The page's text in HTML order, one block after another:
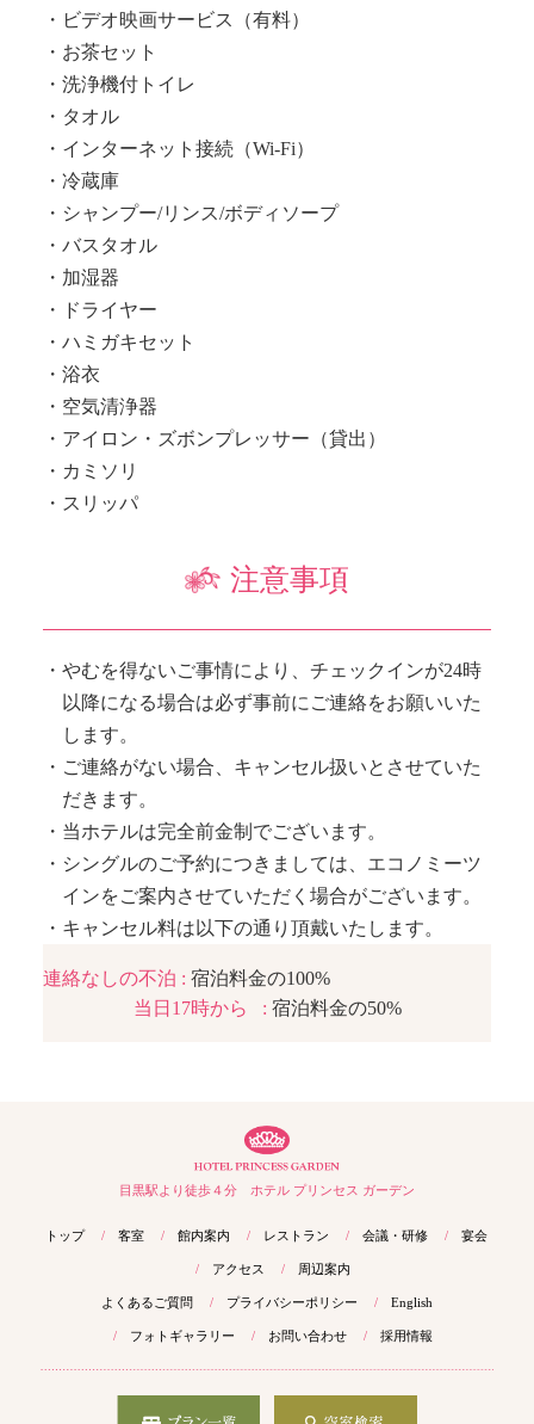
ビデオ映画サービス（有料）
お茶セット
洗浄機付トイレ
タオル
インターネット接続（Wi-Fi）
冷蔵庫
シャンプー/リンス/ボディソープ
バスタオル
加湿器
ドライヤー
ハミガキセット
浴衣
空気清浄器
アイロン・ズボンプレッサー（貸出）
カミソリ
スリッパ
注意事項
やむを得ないご事情により、チェックインが24時
以降になる場合は必ず事前にご連絡をお願いいた
します。
ご連絡がない場合、キャンセル扱いとさせていた
だきます。
当ホテルは完全前金制でございます。
シングルのご予約につきましては、エコノミーツ
インをご案内させていただく場合がございます。
キャンセル料は以下の通り頂戴いたします。
連絡なしの不泊 : 宿泊料金の100%
当日17時から : 宿泊料金の50%
目黒駅より徒歩４分 ホテル プリンセス ガーデン
トップ 客室 館内案内 レストラン 会議・研修 宴会
アクセス 周辺案内
よくあるご質問 プライバシーポリシー English
フォトギャラリー お問い合わせ 採用情報